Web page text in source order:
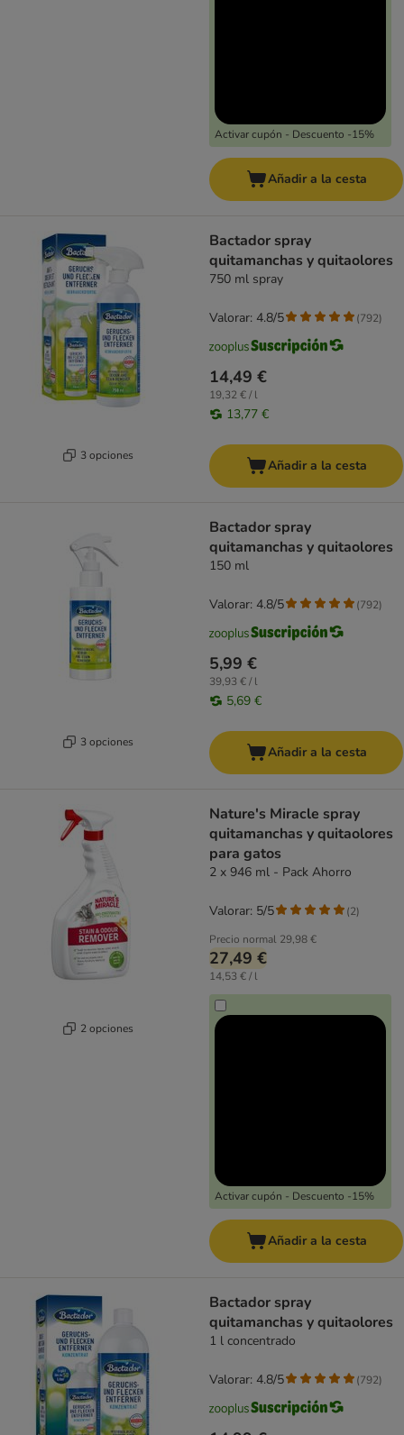
Activar cupón - Descuento -15%
Añadir a la cesta
3 opciones
Bactador spray
quitamanchas y quitaolores
750 ml spray
14,49 €
19,32 € / l
13,77 €
Valorar: 4.8/5 (792)
Añadir a la cesta
3 opciones
Bactador spray
quitamanchas y quitaolores
150 ml
5,99 €
39,93 € / l
5,69 €
Valorar: 4.8/5 (792)
Añadir a la cesta
2 opciones
Nature's Miracle spray
quitamanchas y quitaolores
para gatos
2 x 946 ml - Pack Ahorro
Precio normal 29,98 €
27,49 €
14,53 € / l
Activar cupón - Descuento -15%
Valorar: 5/5 (2)
Añadir a la cesta
Bactador spray
quitamanchas y quitaolores
1 l concentrado
Valorar: 4.8/5 (792)